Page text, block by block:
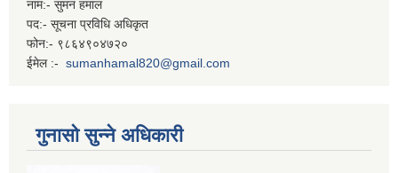
नाम:- सुमन हमाल
पद:- सूचना प्रविधि अधिकृत
फोन:- ९८६४९०४७२०
ईमेल :- sumanhamal820@gmail.com
गुनासो सुन्ने अधिकारी